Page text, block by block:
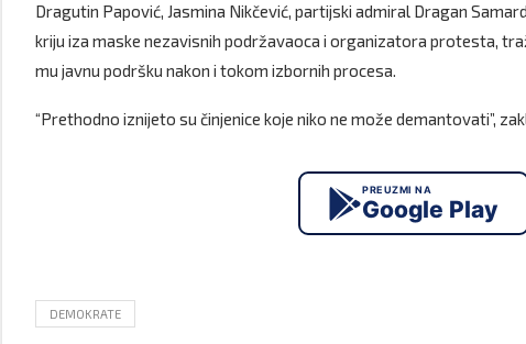
Dragutin Papović, Jasmina Nikčević, partijski admiral Dragan
kriju iza maske nezavisnih podržavaoca i organizatora protesta,
mu javnu podršku nakon i tokom izbornih procesa.
“Prethodno iznijeto su činjenice koje niko ne može demantovati”,
PREUZMI NA
Google Play
DEMOKRATE